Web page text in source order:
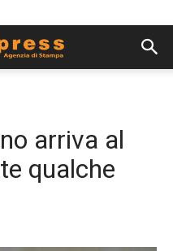
arriva al
qualche